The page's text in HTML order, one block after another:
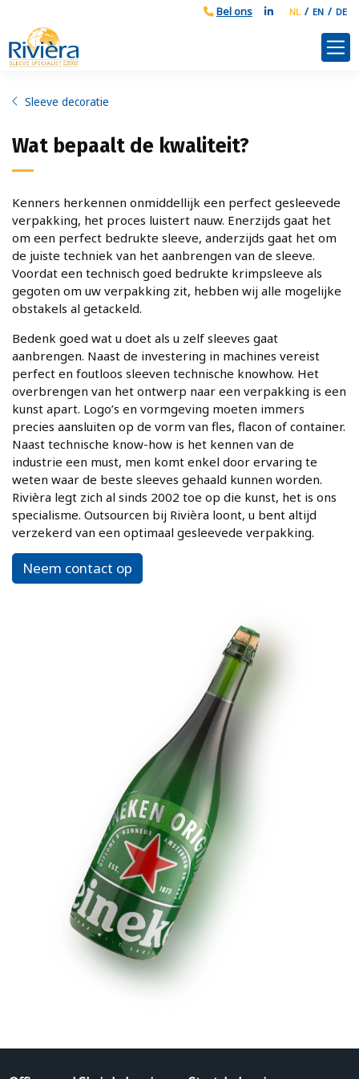
NL EN DE
Sleeve decoratie
Wat bepaalt de kwaliteit?
Kenners herkennen onmiddellijk een perfect gesleevede
verpakking, het proces luistert nauw. Enerzijds gaat het
om een perfect bedrukte sleeve, anderzijds gaat het om
de juiste techniek van het aanbrengen van de sleeve.
Voordat een technisch goed bedrukte krimpsleeve als
gegoten om uw verpakking zit, hebben wij alle mogelijke
obstakels al getackeld.
Bedenk goed wat u doet als u zelf sleeves gaat
aanbrengen. Naast de investering in machines vereist
perfect en foutloos sleeven technische knowhow. Het
overbrengen van het ontwerp naar een verpakking is een
kunst apart. Logo’s en vormgeving moeten immers
precies aansluiten op de vorm van fles, flacon of container.
Naast technische know-how is het kennen van de
industrie een must, men komt enkel door ervaring te
weten waar de beste sleeves gehaald kunnen worden.
Rivièra legt zich al sinds 2002 toe op die kunst, het is ons
specialisme. Outsourcen bij Rivièra loont, u bent altijd
verzekerd van een optimaal gesleevede verpakking.
Neem contact op